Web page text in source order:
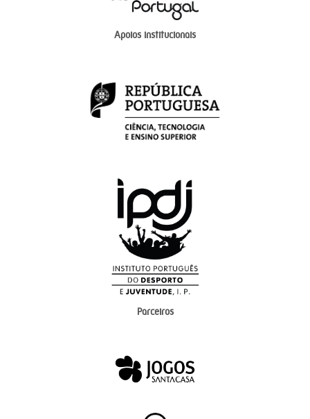
Apoios institucionais
Parceiros